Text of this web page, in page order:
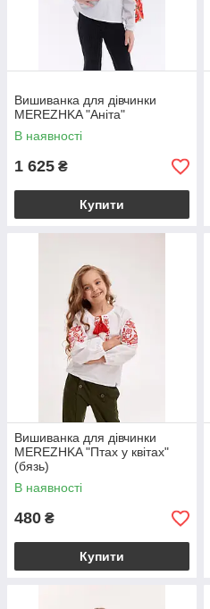
Вишиванка для дівчинки
MEREZHKA "Аніта"
В наявності
1 625 ₴
Купити
Вишиванка для дівчинки
MEREZHKA "Птах у квітах"
(бязь)
В наявності
480 ₴
Купити